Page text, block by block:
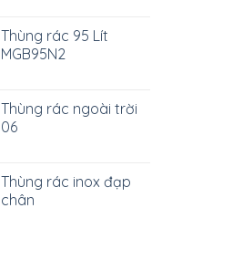
Thùng rác 95 Lít
MGB95N2
Thùng rác ngoài trời
06
Thùng rác inox đạp
chân